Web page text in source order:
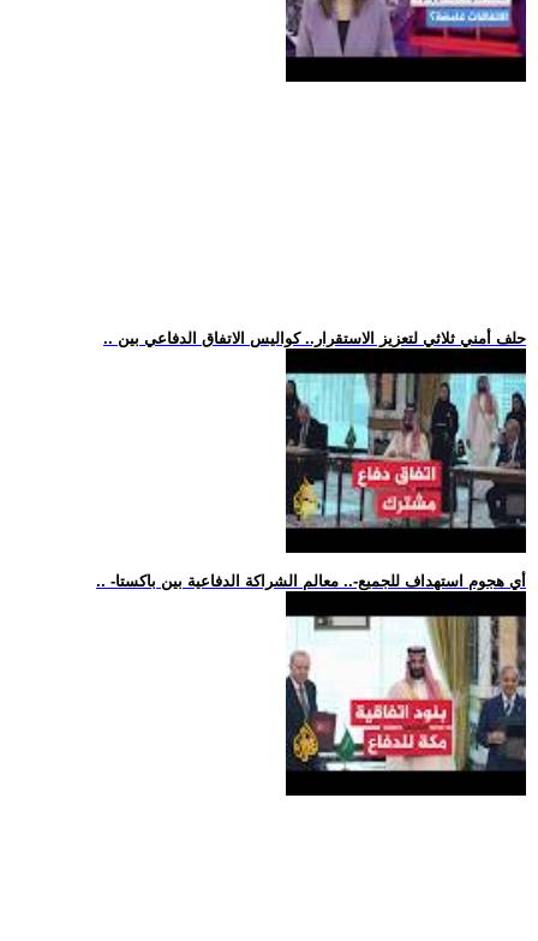
.. حلف أمني ثلاثي لتعزيز الاستقرار.. كواليس الاتفاق الدفاعي بين
.. -أي هجوم استهداف للجميع-.. معالم الشراكة الدفاعية بين باكستا